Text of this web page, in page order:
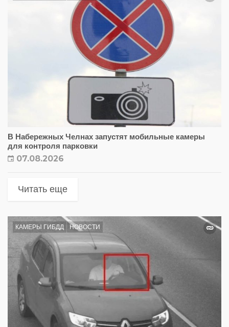
В Набережных Челнах запустят мобильные камеры
для контроля парковки
07.08.2026
Читать еще
КАМЕРЫ ГИБДД НОВОСТИ